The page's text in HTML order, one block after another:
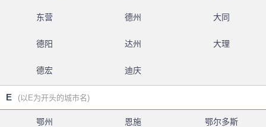
东营 德州 大同
德阳 达州 大理
德宏 迪庆
E (以E为开头的城市名)
鄂州 恩施 鄂尔多斯